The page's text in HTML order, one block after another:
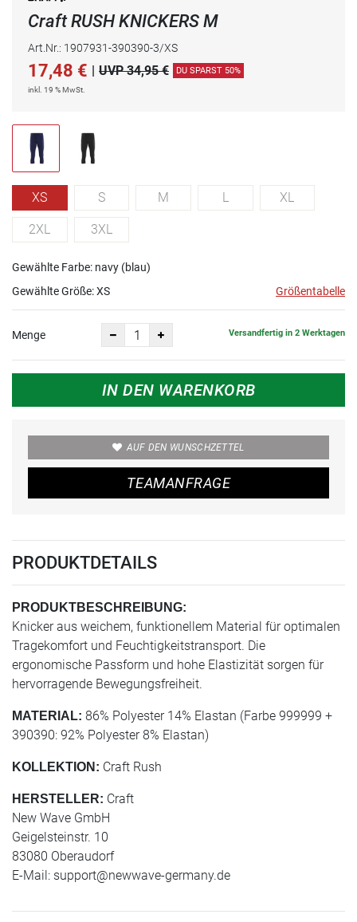
Craft RUSH KNICKERS M
Art.Nr.: 1907931-390390-3/XS
17,48 € | UVP 34,95 € DU SPARST 50%
inkl. 19 % MwSt.
XS S M L XL
2XL 3XL
Gewählte Farbe: navy (blau)
Gewählte Größe:XS Größentabelle
Menge Versandfertig in 2 Werktagen
IN DEN WARENKORB
AUF DEN WUNSCHZETTEL
TEAMANFRAGE
PRODUKTDETAILS
PRODUKTBESCHREIBUNG:
Knicker aus weichem, funktionellem Material für optimalen
Tragekomfort und Feuchtigkeitstransport. Die
ergonomische Passform und hohe Elastizität sorgen für
hervorragende Bewegungsfreiheit.
MATERIAL: 86% Polyester 14% Elastan (Farbe 999999 +
390390: 92% Polyester 8% Elastan)
KOLLEKTION: Craft Rush
HERSTELLER: Craft
New Wave GmbH
Geigelsteinstr. 10
83080 Oberaudorf
E-Mail: support@newwave-germany.de